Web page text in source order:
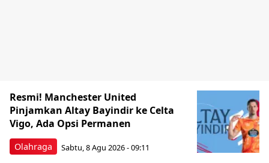
Olahraga
Resmi! Manchester United
Pinjamkan Altay Bayindir ke Celta
Vigo, Ada Opsi Permanen
Sabtu, 8 Agu 2026 - 09:11